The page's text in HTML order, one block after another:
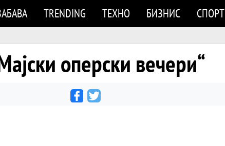
TRENDING ТЕХНО БИЗНИС СПОРТ
оперски вечери“